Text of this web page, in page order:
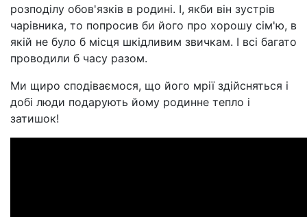
розподілу обов'язків в родині. І, якби він зустрів
чарівника, то попросив би його про хорошу сім'ю, в
якій не було б місця шкідливим звичкам. І всі багато
проводили б часу разом.
Ми щиро сподіваємося, що його мрії здійсняться і
добі люди подарують йому родинне тепло і
затишок!